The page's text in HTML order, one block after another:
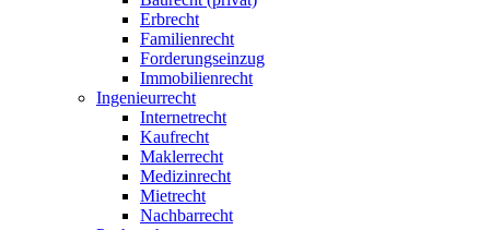
Erbrecht
Familienrecht
Forderungseinzug
Immobilienrecht
Ingenieurrecht
Internetrecht
Kaufrecht
Maklerrecht
Medizinrecht
Mietrecht
Nachbarrecht